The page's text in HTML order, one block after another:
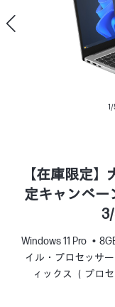
1/
【在庫限定
定キャンペー
Windows 11 Pro
イル・プロセッサ
ィックス （プロ